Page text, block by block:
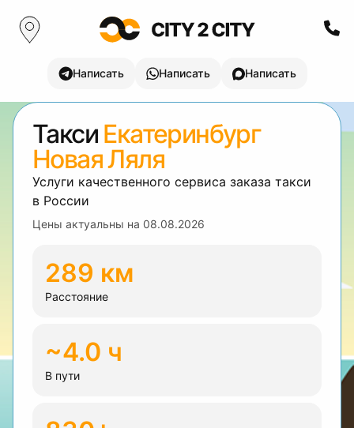
Написать Написать Написать
Такси Екатеринбург
Новая Ляля
Услуги качественного сервиса заказа такси
в России
Цены актуальны на 08.08.2026
289 км
Расстояние
~4.0 ч
В пути